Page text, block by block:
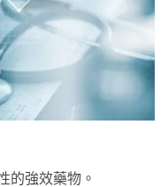
的強效藥物。